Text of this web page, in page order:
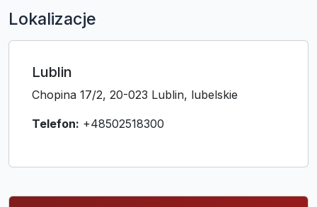
Lokalizacje
Lublin
Chopina 17/2, 20-023 Lublin, lubelskie
Telefon: +48502518300